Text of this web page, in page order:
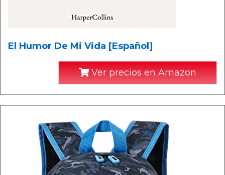
El Humor De Mi Vida [Español]
Ver precios en Amazon